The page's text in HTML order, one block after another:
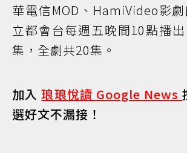
華電信MOD、HamiVideo影
立都會台每週五晚間10點播
集，全劇共20集。
加入琅琅悅讀 Google News
選好文不漏接！